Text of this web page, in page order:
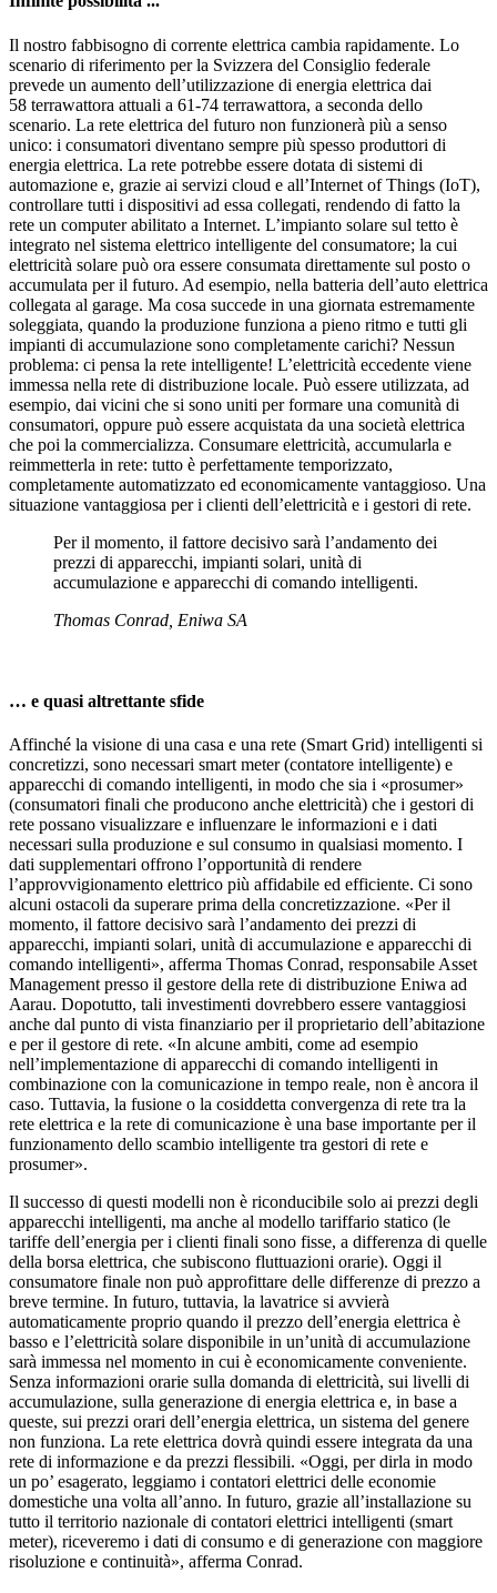
Il nostro fabbisogno di corrente elettrica cambia rapidamente. Lo
scenario di riferimento per la Svizzera del Consiglio federale
prevede un aumento dell’utilizzazione di energia elettrica dai
58 terrawattora attuali a 61-74 terrawattora, a seconda dello
scenario. La rete elettrica del futuro non funzionerà più a senso
unico: i consumatori diventano sempre più spesso produttori di
energia elettrica. La rete potrebbe essere dotata di sistemi di
automazione e, grazie ai servizi cloud e all’Internet of Things (IoT),
controllare tutti i dispositivi ad essa collegati, rendendo di fatto la
rete un computer abilitato a Internet. L’impianto solare sul tetto è
integrato nel sistema elettrico intelligente del consumatore; la cui
elettricità solare può ora essere consumata direttamente sul posto o
accumulata per il futuro. Ad esempio, nella batteria dell’auto elettrica
collegata al garage. Ma cosa succede in una giornata estremamente
soleggiata, quando la produzione funziona a pieno ritmo e tutti gli
impianti di accumulazione sono completamente carichi? Nessun
problema: ci pensa la rete intelligente! L’elettricità eccedente viene
immessa nella rete di distribuzione locale. Può essere utilizzata, ad
esempio, dai vicini che si sono uniti per formare una comunità di
consumatori, oppure può essere acquistata da una società elettrica
che poi la commercializza. Consumare elettricità, accumularla e
reimmetterla in rete: tutto è perfettamente temporizzato,
completamente automatizzato ed economicamente vantaggioso. Una
situazione vantaggiosa per i clienti dell’elettricità e i gestori di rete.
Per il momento, il fattore decisivo sarà l’andamento dei
prezzi di apparecchi, impianti solari, unità di
accumulazione e apparecchi di comando intelligenti.
Thomas Conrad, Eniwa SA
… e quasi altrettante sfide
Affinché la visione di una casa e una rete (Smart Grid) intelligenti si
concretizzi, sono necessari smart meter (contatore intelligente) e
apparecchi di comando intelligenti, in modo che sia i «prosumer»
(consumatori finali che producono anche elettricità) che i gestori di
rete possano visualizzare e influenzare le informazioni e i dati
necessari sulla produzione e sul consumo in qualsiasi momento. I
dati supplementari offrono l’opportunità di rendere
l’approvvigionamento elettrico più affidabile ed efficiente. Ci sono
alcuni ostacoli da superare prima della concretizzazione. «Per il
momento, il fattore decisivo sarà l’andamento dei prezzi di
apparecchi, impianti solari, unità di accumulazione e apparecchi di
comando intelligenti», afferma Thomas Conrad, responsabile Asset
Management presso il gestore della rete di distribuzione Eniwa ad
Aarau. Dopotutto, tali investimenti dovrebbero essere vantaggiosi
anche dal punto di vista finanziario per il proprietario dell’abitazione
e per il gestore di rete. «In alcune ambiti, come ad esempio
nell’implementazione di apparecchi di comando intelligenti in
combinazione con la comunicazione in tempo reale, non è ancora il
caso. Tuttavia, la fusione o la cosiddetta convergenza di rete tra la
rete elettrica e la rete di comunicazione è una base importante per il
funzionamento dello scambio intelligente tra gestori di rete e
prosumer».
Il successo di questi modelli non è riconducibile solo ai prezzi degli
apparecchi intelligenti, ma anche al modello tariffario statico (le
tariffe dell’energia per i clienti finali sono fisse, a differenza di quelle
della borsa elettrica, che subiscono fluttuazioni orarie). Oggi il
consumatore finale non può approfittare delle differenze di prezzo a
breve termine. In futuro, tuttavia, la lavatrice si avvierà
automaticamente proprio quando il prezzo dell’energia elettrica è
basso e l’elettricità solare disponibile in un’unità di accumulazione
sarà immessa nel momento in cui è economicamente conveniente.
Senza informazioni orarie sulla domanda di elettricità, sui livelli di
accumulazione, sulla generazione di energia elettrica e, in base a
queste, sui prezzi orari dell’energia elettrica, un sistema del genere
non funziona. La rete elettrica dovrà quindi essere integrata da una
rete di informazione e da prezzi flessibili. «Oggi, per dirla in modo
un po’ esagerato, leggiamo i contatori elettrici delle economie
domestiche una volta all’anno. In futuro, grazie all’installazione su
tutto il territorio nazionale di contatori elettrici intelligenti (smart
meter), riceveremo i dati di consumo e di generazione con maggiore
risoluzione e continuità», afferma Conrad.